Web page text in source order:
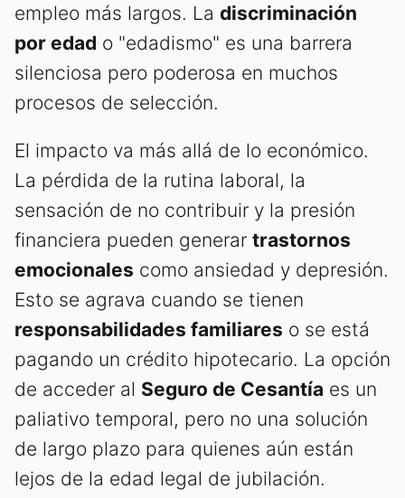
empleo más largos. La discriminación
por edad o "edadismo" es una barrera
silenciosa pero poderosa en muchos
procesos de selección.
El impacto va más allá de lo económico.
La pérdida de la rutina laboral, la
sensación de no contribuir y la presión
financiera pueden generar trastornos
emocionales como ansiedad y depresión.
Esto se agrava cuando se tienen
responsabilidades familiares o se está
pagando un crédito hipotecario. La opción
de acceder al Seguro de Cesantía es un
paliativo temporal, pero no una solución
de largo plazo para quienes aún están
lejos de la edad legal de jubilación.